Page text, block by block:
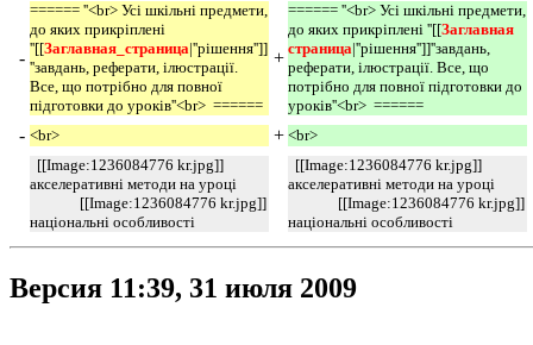
-
====== ''<br> Усі шкільні предмети,
до яких прикріплені
''[[Заглавная_страница|''рішення'']]
''завдань, реферати, ілюстрації.
Все, що потрібно для повної
підготовки до уроків''<br> ======
+
====== ''<br> Усі шкільні предмети,
до яких прикріплені ''[[Заглавная
страница|''рішення'']]''завдань,
реферати, ілюстрації. Все, що
потрібно для повної підготовки до
уроків''<br> ======
- <br> + <br>
[[Image:1236084776 kr.jpg]]
акселеративні методи на уроці
[[Image:1236084776 kr.jpg]]
національні особливості
[[Image:1236084776 kr.jpg]]
акселеративні методи на уроці
[[Image:1236084776 kr.jpg]]
національні особливості
Версия 11:39, 31 июля 2009